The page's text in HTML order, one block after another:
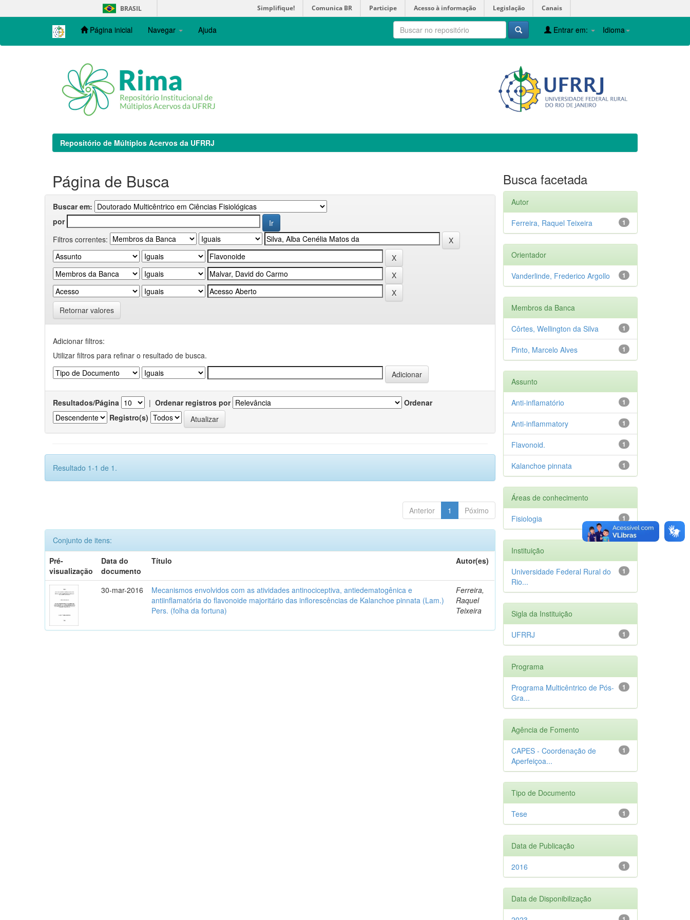
navigation
BRASIL Simplifique! Comunica BR Participe Acesso à informação Legislação Canais
Página inicial Navegar Ajuda Idioma
Entrar em:
Repositório de Múltiplos Acervos da UFRRJ
Página de Busca
Buscar em:
por
Filtros correntes:
Retornar valores
Adicionar filtros:
Utilizar filtros para refinar o resultado de busca.
Resultados/Página | Ordenar registros por
Ordenar
Registro(s)
Resultado 1-1 de 1.
Anterior 1 Póximo
Conjunto de itens:
Pré-
visualização
Data do
documento
Título Autor(es)
30-mar-2016
Mecanismos envolvidos com as atividades antinociceptiva, antiedematogênica e
antiinflamatória do flavonoide majoritário das inflorescências de Kalanchoe pinnata (Lam.)
Pers. (folha da fortuna)
Ferreira,
Raquel
Teixeira
Busca facetada
Autor
1
Ferreira, Raquel Teixeira
Orientador
1
Vanderlinde, Frederico Argollo
Membros da Banca
1
Côrtes, Wellington da Silva
1
Pinto, Marcelo Alves
Assunto
1
Anti-inflamatório
1
Anti-inflammatory
1
Flavonoid.
1
Kalanchoe pinnata
Áreas de conhecimento
1
Fisiologia
Instituição
1
Universidade Federal Rural do
Rio...
Sigla da Instituição
1
UFRRJ
Programa
1
Programa Multicêntrico de Pós-
Gra...
Agência de Fomento
1
CAPES - Coordenação de
Aperfeiçoa...
Tipo de Documento
1
Tese
Data de Publicação
1
2016
Data de Disponibilização